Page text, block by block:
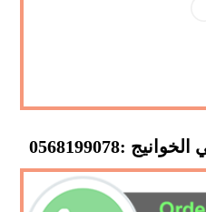
:0568199078